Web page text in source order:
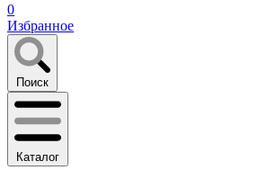
0
Избранное
Поиск
Каталог